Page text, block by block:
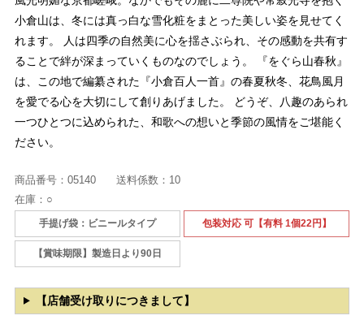
小倉山は、冬には真っ白な雪化粧をまとった美しい姿を見せてく
れます。 人は四季の自然美に心を揺さぶられ、その感動を共有す
ることで絆が深まっていくものなのでしょう。 『をぐら山春秋』
は、この地で編纂された『小倉百人一首』の春夏秋冬、花鳥風月
を愛でる心を大切にして創りあげました。 どうぞ、八趣のあられ
一つひとつに込められた、和歌への想いと季節の風情をご堪能く
ださい。
商品番号： 05140 送料係数： 10
在庫： ○
手提げ袋：ビニールタイプ 包装対応 可【有料 1個22円】
【賞味期限】製造日より90日
【店舗受け取りにつきまして】